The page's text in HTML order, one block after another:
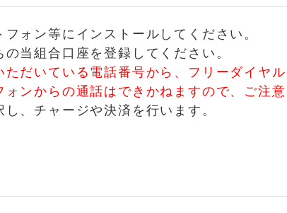
ォン等にインストールしてください。
当組合口座を登録してください。
だいている電話番号から、フリーダイヤ
ンからの通話はできかねますので、ご注
、チャージや決済を行います。